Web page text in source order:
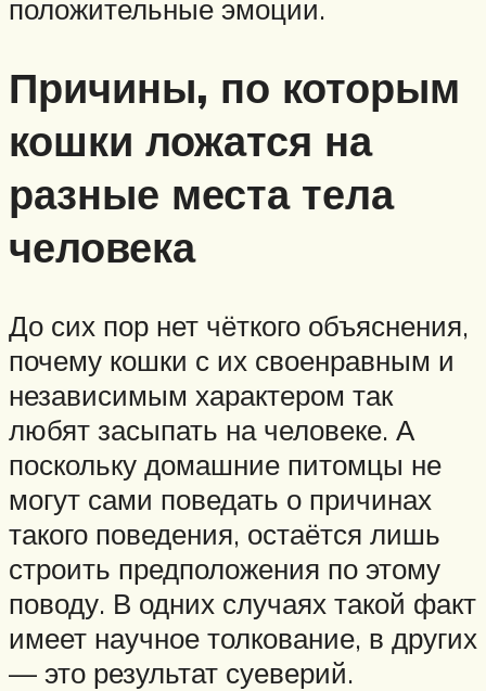
положительные эмоции.
Причины, по которым
кошки ложатся на
разные места тела
человека
До сих пор нет чёткого объяснения,
почему кошки с их своенравным и
независимым характером так
любят засыпать на человеке. А
поскольку домашние питомцы не
могут сами поведать о причинах
такого поведения, остаётся лишь
строить предположения по этому
поводу. В одних случаях такой факт
имеет научное толкование, в других
— это результат суеверий.